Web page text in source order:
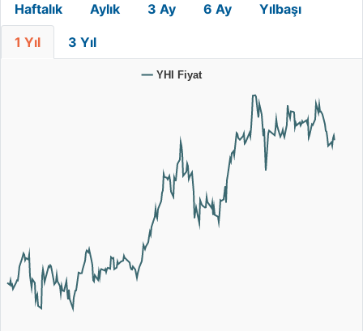
Haftalık Aylık 3 Ay 6 Ay Yılbaşı
1 Yıl 3 Yıl